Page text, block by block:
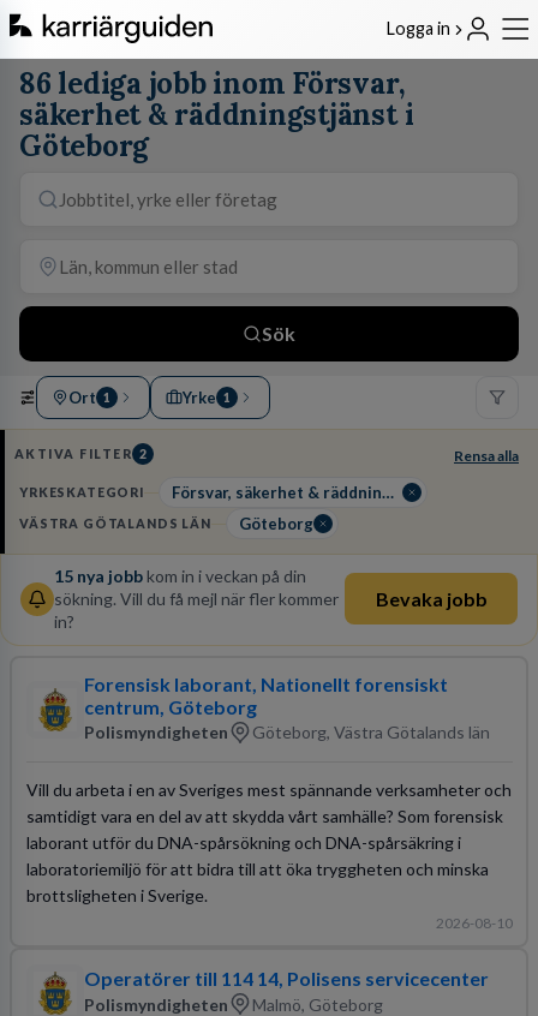
Logga in
86 lediga jobb inom Försvar,
säkerhet & räddningstjänst i
Göteborg
Sök
Ort 1 Yrke 1
AKTIVA FILTER 2 Rensa alla
YRKESKATEGORI Försvar, säkerhet & räddningstjänst
VÄSTRA GÖTALANDS LÄN Göteborg
15 nya jobb kom in i veckan på din
sökning. Vill du få mejl när fler kommer
in?
Bevaka jobb
Forensisk laborant, Nationellt forensiskt
centrum, Göteborg
Polismyndigheten Göteborg, Västra Götalands län
Vill du arbeta i en av Sveriges mest spännande verksamheter och
samtidigt vara en del av att skydda vårt samhälle? Som forensisk
laborant utför du DNA-spårsökning och DNA-spårsäkring i
laboratoriemiljö för att bidra till att öka tryggheten och minska
brottsligheten i Sverige.
2026-08-10
Operatörer till 114 14, Polisens servicecenter
Polismyndigheten Malmö, Göteborg